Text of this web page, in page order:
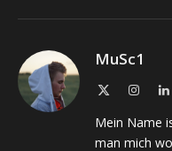
MuSc1
Mein Name
man mich